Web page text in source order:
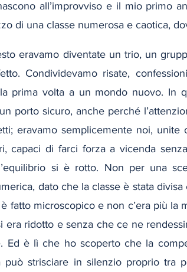
all’improvviso e il mio primo
di una classe numerosa e caotica,
eravamo diventate un trio, un
Condividevamo risate,
prima volta a un mondo nuovo. In
porto sicuro, anche perché
eravamo semplicemente noi,
capaci di farci forza a vicenda
si è rotto. Non per una
dato che la classe è stata
è fatto microscopico e non c’era più la
era ridotto e senza che ce ne
Ed è lì che ho scoperto che la
può strisciare in silenzio proprio tra